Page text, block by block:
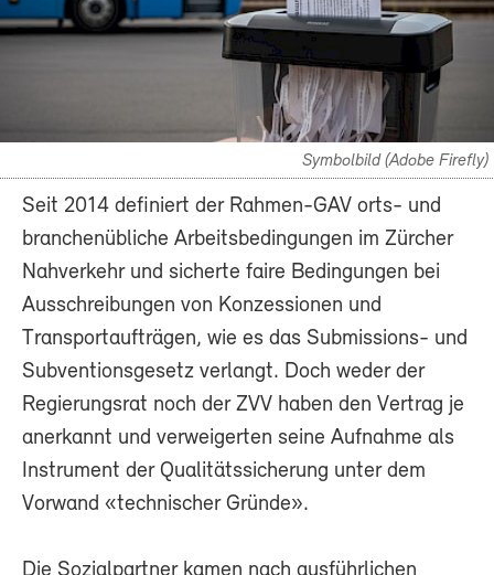
Symbolbild (Adobe Firefly)
Seit 2014 definiert der Rahmen-GAV orts- und
branchenübliche Arbeitsbedingungen im Zürcher
Nahverkehr und sicherte faire Bedingungen bei
Ausschreibungen von Konzessionen und
Transportaufträgen, wie es das Submissions- und
Subventionsgesetz verlangt. Doch weder der
Regierungsrat noch der ZVV haben den Vertrag je
anerkannt und verweigerten seine Aufnahme als
Instrument der Qualitätssicherung unter dem
Vorwand «technischer Gründe».
Die Sozialpartner kamen nach ausführlichen